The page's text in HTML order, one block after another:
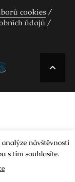
cookies
údajů
návštěvnosti
s tím souhlasíte.